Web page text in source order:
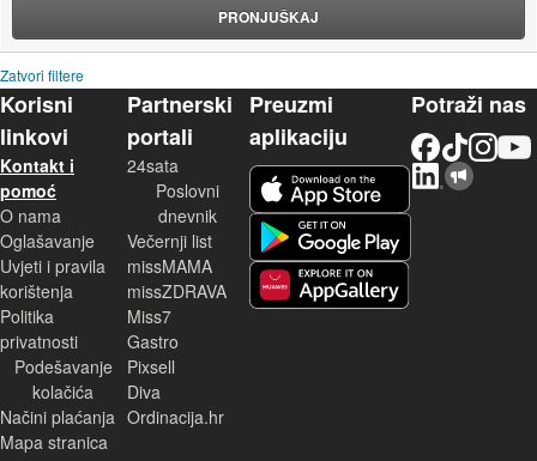
PRONJUŠKAJ
Zatvori filtere
Korisni
linkovi
Kontakt i
pomoć
O nama
Oglašavanje
Uvjeti i pravila
korištenja
Politika
privatnosti
Podešavanje
kolačića
Načini plaćanja
Mapa stranica
Partnerski
portali
24sata
Poslovni
dnevnik
Večernji list
missMAMA
missZDRAVA
Miss7
Gastro
Pixsell
Diva
Ordinacija.hr
Preuzmi
aplikaciju
Potraži nas